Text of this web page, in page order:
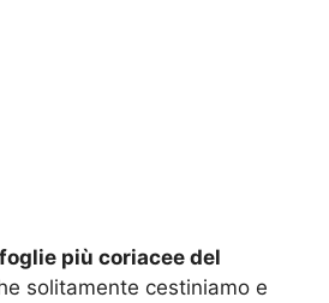
più coriacee del
solitamente cestiniamo e